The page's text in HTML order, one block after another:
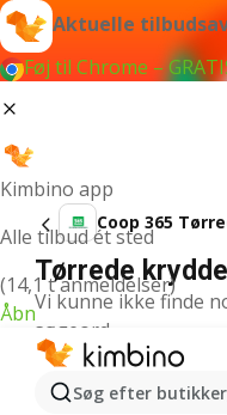
Aktuelle
Føj til Chrome –
Kimbino app
Alle tilbud ét sted
(14,1 t anmeldelser)
Åbn
Søg efter
Coop 365
Tørrede
Vi kunne ikke finde
søgeord.
Andre
Coop 365Pizza